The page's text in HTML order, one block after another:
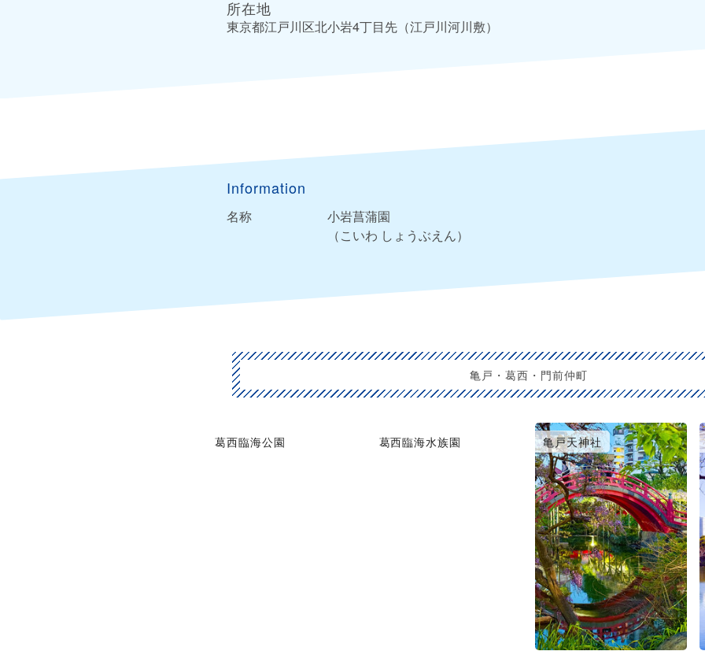
所在地
東京都江戸川区北小岩4丁目先（江戸川河川敷）
Information
名称
小岩菖蒲園
（こいわ しょうぶえん）
亀戸・葛西・門前仲町
葛西臨海公園 葛西臨海水族園 亀戸天神社